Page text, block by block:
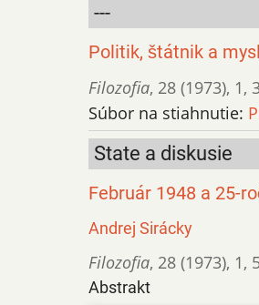
---
Politik, štátnik a
Filozofia, 28 (1973), 1,
Súbor na stiahnutie:
State a diskusie
Február 1948 a 25-
Andrej Sirácky
Filozofia, 28 (1973), 1,
Abstrakt